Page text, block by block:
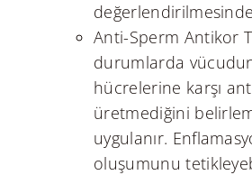
değerlendirilmesinde
Anti-Sperm Antikor
durumlarda
hücrelerine karşı
üretmediğini
uygulanır.
oluşumunu